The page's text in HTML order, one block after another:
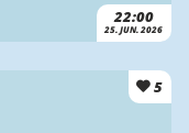
22:00
25. JUN. 2026
5